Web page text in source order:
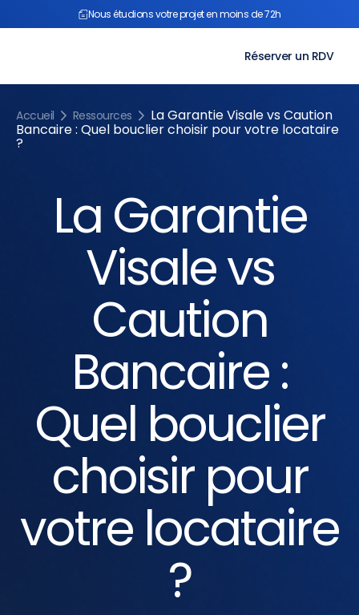
contenu
Nous étudions votre projet en moins de 72h
Réserver un RDV
Accueil Ressources La Garantie Visale vs Caution
Bancaire : Quel bouclier choisir pour votre locataire
?
La Garantie
Visale vs
Caution
Bancaire :
Quel bouclier
choisir pour
votre locataire
?